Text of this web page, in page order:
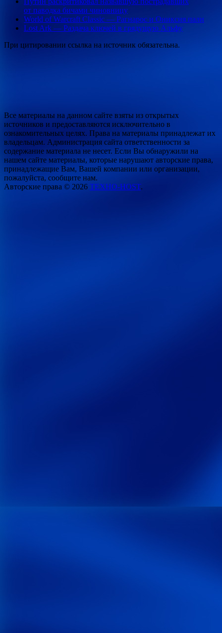
от паводка бичами чиновницу
World of Warcraft Classic — Рагнарос и Ониксия пали
Lost Ark — Раздача ключей в грядущую Альфу
При цитировании ссылка на источник обязательна.
Все материалы на данном сайте взяты из открытых
источников и предоставляются исключительно в
ознакомительных целях. Права на материалы принадлежат их
владельцам. Администрация сайта ответственности за
содержание материала не несет. Если Вы обнаружили на
нашем сайте материалы, которые нарушают авторские права,
принадлежащие Вам, Вашей компании или организации,
пожалуйста, сообщите нам.
Авторские права © 2026 ТЕХНО-HOST.